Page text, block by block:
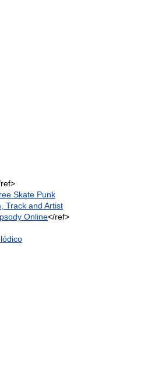
Skate Punk
Track and Artist
Online</ref>